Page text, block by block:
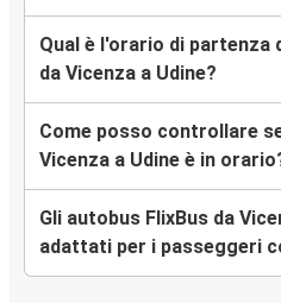
Qual è l'orario di partenza
da Vicenza a Udine?
Come posso controllare
Vicenza a Udine è in
Gli autobus FlixBus da
adattati per i passeggeri